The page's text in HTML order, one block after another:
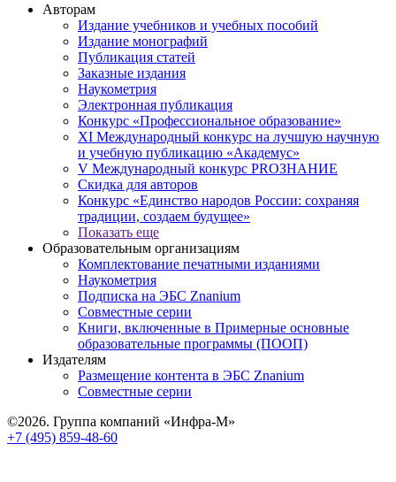
Авторам
Издание учебников и учебных пособий
Издание монографий
Публикация статей
Заказные издания
Наукометрия
Электронная публикация
Конкурс «Профессиональное образование»
XI Международный конкурс на лучшую научную
и учебную публикацию «Академус»
V Международный конкурс PROЗНАНИЕ
Скидка для авторов
Конкурс «Единство народов России: сохраняя
традиции, создаем будущее»
Показать еще
Образовательным организациям
Комплектование печатными изданиями
Наукометрия
Подписка на ЭБС Znanium
Совместные серии
Книги, включенные в Примерные основные
образовательные программы (ПООП)
Издателям
Размещение контента в ЭБС Znanium
Совместные серии
©2026. Группа компаний «Инфра-М»
+7 (495) 859-48-60